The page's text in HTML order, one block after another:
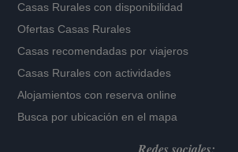
Casas Rurales con disponibilidad
Ofertas Casas Rurales
Casas recomendadas por viajeros
Casas Rurales con actividades
Alojamientos con reserva online
Busca por ubicación en el mapa